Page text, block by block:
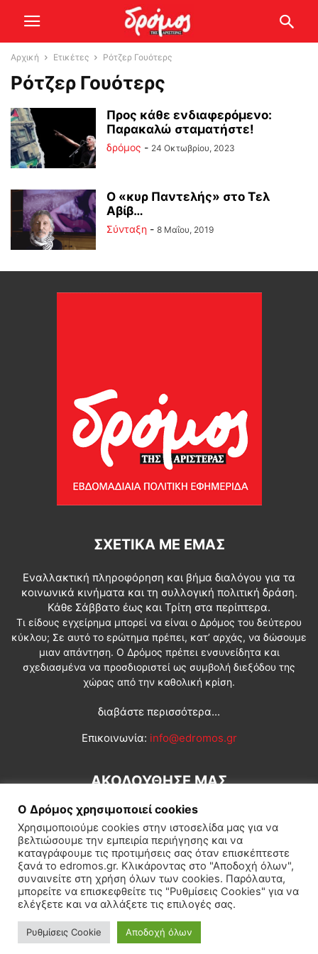
Αρχική Ετικέτες Ρότζερ Γουότερς
Ρότζερ Γουότερς
Προς κάθε ενδιαφερόμενο:
Παρακαλώ σταματήστε!
δρόμος - 24 Οκτωβρίου, 2023
Ο «κυρ Παντελής» στο Τελ
Αβίβ…
Σύνταξη - 8 Μαΐου, 2019
ΣΧΕΤΙΚΆ ΜΕ ΕΜΆΣ
Εναλλακτική πληροφόρηση και βήμα διαλόγου για τα
κοινωνικά κινήματα και τη συλλογική πολιτική δράση.
Κάθε Σάββατο έως και Τρίτη στα περίπτερα.
Τι είδους εγχείρημα μπορεί να είναι ο Δρόμος του δεύτερου
κύκλου; Σε αυτό το ερώτημα πρέπει, κατ’ αρχάς, να δώσουμε
μιαν απάντηση. Ο Δρόμος πρέπει ενσυνείδητα και
σχεδιασμένα να προσδιοριστεί ως συμβολή διεξόδου της
χώρας από την καθολική κρίση.
διαβάστε περισσότερα...
Επικοινωνία: info@edromos.gr
ΑΚΟΛΟΥΘΗΣΕ ΜΑΣ
Εγγραφή συνδρομητή Πολιτική Διεθνή Κοινωνία
Πολιτισμός Αφιερώματα
© Δρόμος της Αριστεράς
Ο Δρόμος χρησιμοποιεί cookies
Χρησιμοποιούμε cookies στην ιστοσελίδα μας για να
βελτιώσουμε την εμπειρία περιήγησης και να
καταγράφουμε τις προτιμήσεις σας όταν επισκέπτεστε
ξανά το edromos.gr. Κλικάροντας στο "Αποδοχή όλων",
συναινείτε στη χρήση όλων των cookies. Παρόλαυτα,
μπορείτε να επισκεφθείτε τις "Ρυθμίσεις Cookies" για να
ελέγξετε και να αλλάξετε τις επιλογές σας.
Ρυθμίσεις Cookie Αποδοχή όλων